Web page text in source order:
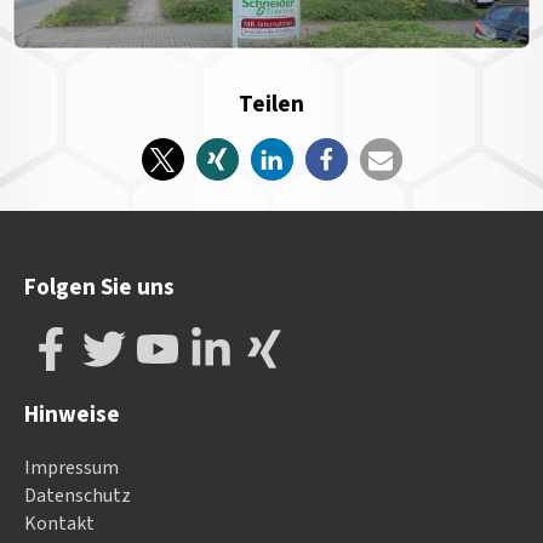
Teilen
Folgen Sie uns
Hinweise
Impressum
Datenschutz
Kontakt